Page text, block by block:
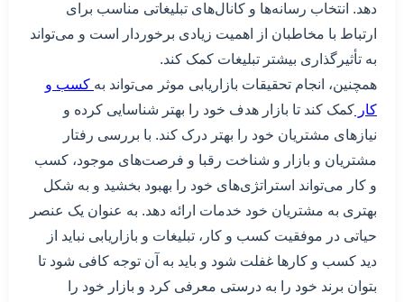
دهد. انتخاب رسانه‌ها و کانال‌های تبلیغاتی مناسب برای
ارتباط با مخاطبان از اهمیت زیادی برخوردار است و می‌تواند
به تأثیرگذاری بیشتر تبلیغات کمک کند.
همچنین، انجام تحقیقات بازاریابی موثر می‌تواند به کسب و
کار کمک کند تا بازار هدف خود را بهتر شناسایی کرده و
نیازهای مشتریان خود را بهتر درک کند. با بررسی رفتار
مشتریان و بازار و شناخت رقبا و فرصت‌های موجود، کسب
و کار می‌تواند استراتژی‌های خود را بهبود بخشید و به شکل
بهتری به مشتریان خود خدمات ارائه دهد. به عنوان یک عنصر
حیاتی در موفقیت کسب و کار، تبلیغات و بازاریابی نباید از
دید کسب و کارها غفلت شود و باید به آن توجه کافی شود تا
بتوان برند خود را به درستی معرفی کرد و بازار خود را